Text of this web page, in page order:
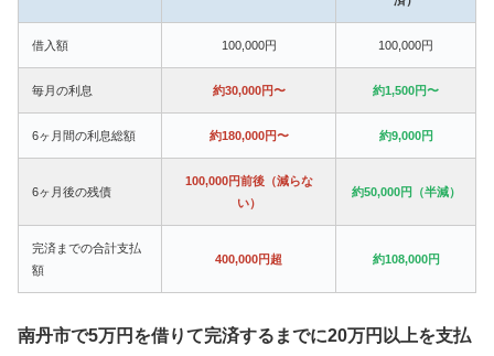
借入額 100,000円 100,000円
毎月の利息 約30,000円〜 約1,500円〜
6ヶ月間の利息総額 約180,000円〜 約9,000円
6ヶ月後の残債
100,000円前後（減らな
い）
約50,000円（半減）
完済までの合計支払
額
400,000円超 約108,000円
南丹市で5万円を借りて完済するまでに20万円以上を支払